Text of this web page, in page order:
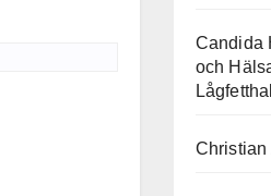
Candida
och
Christian